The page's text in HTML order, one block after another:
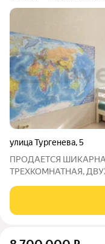
улица Тургенева,5
ПРОДАЕТСЯ
ТРЕХКОМНАТНАЯ,
Верхнего озера и
детской площадкой,